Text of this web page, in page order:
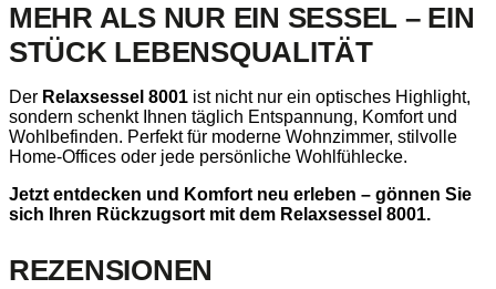
MEHR ALS NUR EIN SESSEL – EIN
STÜCK LEBENSQUALITÄT
Der Relaxsessel 8001 ist nicht nur ein optisches Highlight,
sondern schenkt Ihnen täglich Entspannung, Komfort und
Wohlbefinden. Perfekt für moderne Wohnzimmer, stilvolle
Home-Offices oder jede persönliche Wohlfühlecke.
Jetzt entdecken und Komfort neu erleben – gönnen Sie
sich Ihren Rückzugsort mit dem Relaxsessel 8001.
REZENSIONEN